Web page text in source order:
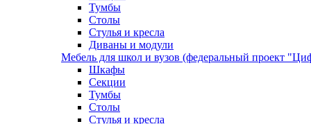
Тумбы
Столы
Стулья и кресла
Диваны и модули
Мебель для школ и вузов (федеральный проект
Шкафы
Секции
Тумбы
Столы
Стулья и кресла